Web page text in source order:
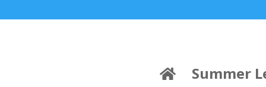
Summer League
Summer League
Summer